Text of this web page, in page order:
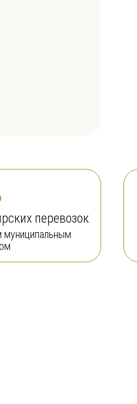
перевозок
муниципальным